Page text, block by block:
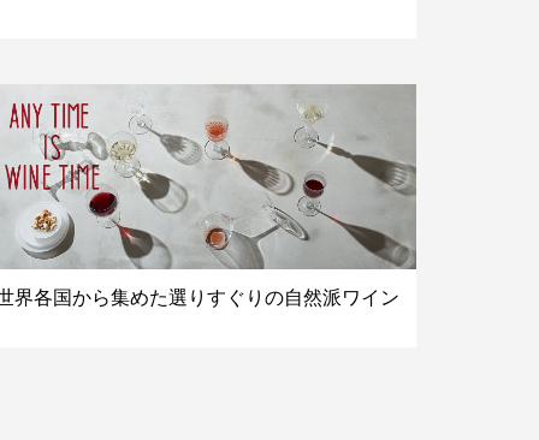
界各国から集めた選りすぐりの自然派ワイン